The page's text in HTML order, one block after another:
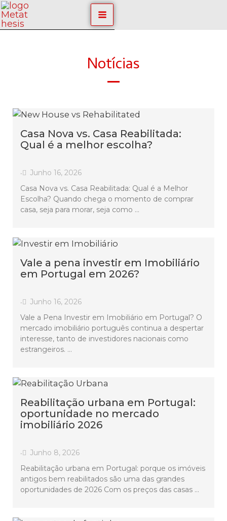
Skip
to
content
MAIN
MENU
Notícias
–
Casa Nova vs. Casa Reabilitada:
Qual é a melhor escolha?
•
Junho 16, 2026
Casa Nova vs. Casa Reabilitada: Qual é a Melhor
Escolha? Quando chega o momento de comprar
casa, seja para morar, seja como …
Vale a pena investir em Imobiliário
em Portugal em 2026?
•
Junho 16, 2026
Vale a Pena Investir em Imobiliário em Portugal? O
mercado imobiliário português continua a despertar
interesse, tanto de investidores nacionais como
estrangeiros. …
Reabilitação urbana em Portugal:
oportunidade no mercado
imobiliário 2026
•
Junho 8, 2026
Reabilitação urbana em Portugal: porque os imóveis
antigos bem reabilitados são uma das grandes
oportunidades de 2026 Com os preços das casas …